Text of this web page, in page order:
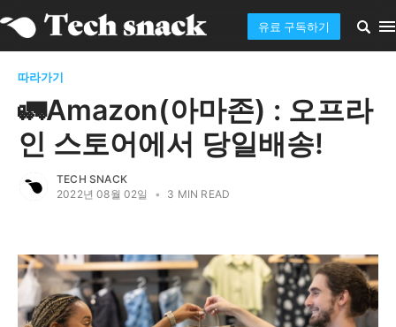
유료 구독하기
따라가기
🚛Amazon(아마존) : 오프라
인 스토어에서 당일배송!
TECH SNACK
2022년 08월 02일
• 3 MIN READ